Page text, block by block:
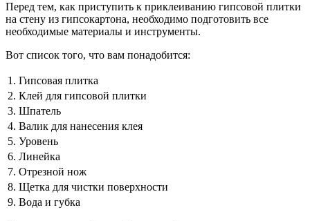
Перед тем, как приступить к приклеиванию гипсовой плитки
на стену из гипсокартона, необходимо подготовить все
необходимые материалы и инструменты.
Вот список того, что вам понадобится:
1. Гипсовая плитка
2. Клей для гипсовой плитки
3. Шпатель
4. Валик для нанесения клея
5. Уровень
6. Линейка
7. Отрезной нож
8. Щетка для чистки поверхности
9. Вода и губка